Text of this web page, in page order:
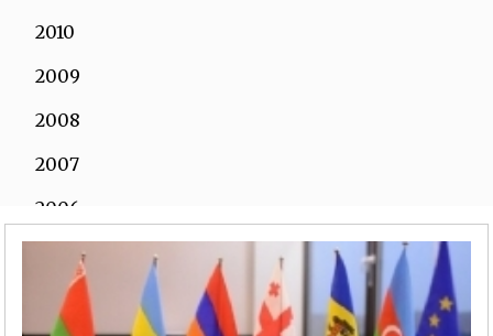
2010
2009
2008
2007
2006